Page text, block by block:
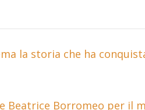
la storia che ha
Beatrice Borromeo per il